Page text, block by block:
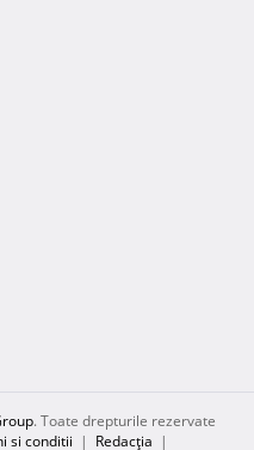
. Toate drepturile rezervate
si conditii | Redacţia |